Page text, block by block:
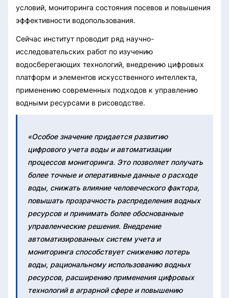
условий, мониторинга состояния посевов и повышения
эффективности водопользования.
Сейчас институт проводит ряд научно-
исследовательских работ по изучению
водосберегающих технологий, внедрению цифровых
платформ и элементов искусственного интеллекта,
применению современных подходов к управлению
водными ресурсами в рисоводстве.
«Особое значение придается развитию
цифрового учета воды и автоматизации
процессов мониторинга. Это позволяет получать
более точные и оперативные данные о расходе
воды, снижать влияние человеческого фактора,
повышать прозрачность распределения водных
ресурсов и принимать более обоснованные
управленческие решения. Внедрение
автоматизированных систем учета и
мониторинга способствует снижению потерь
воды, рациональному использованию водных
ресурсов, расширению применения цифровых
технологий в аграрной сфере и повышению